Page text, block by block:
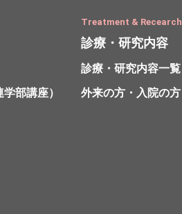
部講座）
Treatment & Recearch
診療・研究内容
診療・研究内容一覧
外来の方・入院の方